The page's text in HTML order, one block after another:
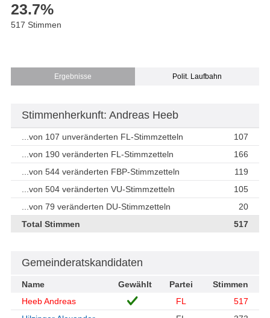
23.7%
517 Stimmen
Ergebnisse Polit. Laufbahn
Stimmenherkunft: Andreas Heeb
...von 107 unveränderten FL-Stimmzetteln
107
...von 190 veränderten FL-Stimmzetteln
166
...von 544 veränderten FBP-Stimmzetteln
119
...von 504 veränderten VU-Stimmzetteln
105
...von 79 veränderten DU-Stimmzetteln
20
Total Stimmen
517
Gemeinderatskandidaten
Name Gewählt Partei
Stimmen
Heeb Andreas
FL
517